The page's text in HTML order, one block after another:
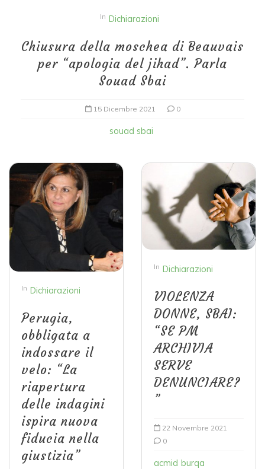
In Dichiarazioni
Chiusura della moschea di Beauvais
per “apologia del jihad”. Parla
Souad Sbai
15 Dicembre 2021 0
souad sbai
In Dichiarazioni
Perugia,
obbligata a
indossare il
velo: “La
riapertura
delle indagini
ispira nuova
fiducia nella
giustizia”
In Dichiarazioni
VIOLENZA
DONNE, SBAI:
“SE PM
ARCHIVIA
SERVE
DENUNCIARE?
”
22 Novembre 2021
0
acmid burqa